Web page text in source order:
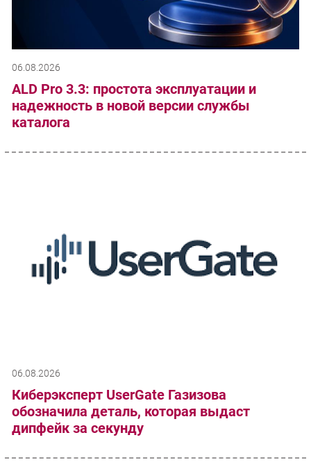
06.08.2026
ALD Pro 3.3: простота эксплуатации и
надежность в новой версии службы
каталога
06.08.2026
Киберэксперт UserGate Газизова
обозначила деталь, которая выдаст
дипфейк за секунду